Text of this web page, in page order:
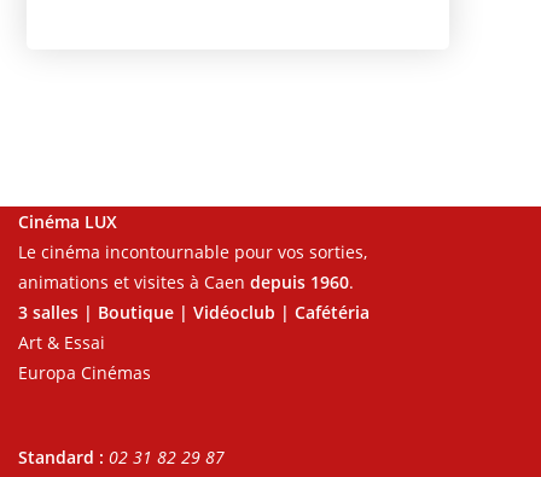
Cinéma LUX
Le cinéma incontournable pour vos sorties,
animations et visites à Caen depuis 1960.
3 salles | Boutique | Vidéoclub | Cafétéria
Art & Essai
Europa Cinémas
Standard : 02 31 82 29 87